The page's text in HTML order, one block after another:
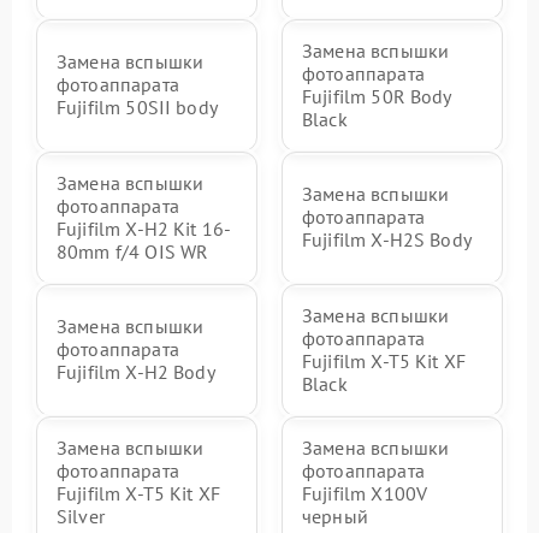
Замена вспышки
фотоаппарата
Fujifilm 50SII body
Замена вспышки
фотоаппарата
Fujifilm 50R Body
Black
Замена вспышки
фотоаппарата
Fujifilm X-H2 Kit 16-
80mm f/4 OIS WR
Замена вспышки
фотоаппарата
Fujifilm X-H2S Body
Замена вспышки
фотоаппарата
Fujifilm X-H2 Body
Замена вспышки
фотоаппарата
Fujifilm X-T5 Kit XF
Black
Замена вспышки
фотоаппарата
Fujifilm X-T5 Kit XF
Silver
Замена вспышки
фотоаппарата
Fujifilm X100V
черный